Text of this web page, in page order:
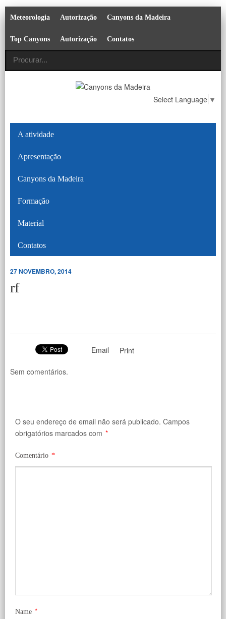
Meteorologia Autorização Canyons da Madeira
Top Canyons Autorização Contatos
Select Language ▼
A atividade
Apresentação
Canyons da Madeira
Formação
Material
Contatos
27 NOVEMBRO, 2014
rf
Email Print
Sem comentários.
O seu endereço de email não será publicado. Campos
obrigatórios marcados com *
Comentário *
Name *